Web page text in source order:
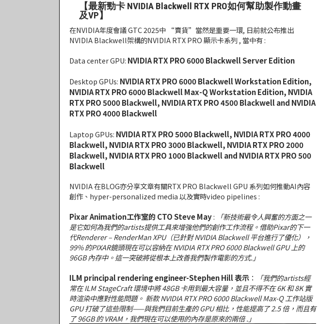
【最新勁卡 NVIDIA Blackwell RTX PRO如何幫助製作動畫
及VP】
在NVIDIA年度會議 GTC 2025中 “賣貨”當然是重要一環, 日前就公布推出
NVIDIA Blackwell架構的NVIDIA RTX PRO 顯示卡系列 , 當中有 :
Data center GPU: NVIDIA RTX PRO 6000 Blackwell Server Edition
Desktop GPUs: NVIDIA RTX PRO 6000 Blackwell Workstation Edition,
NVIDIA RTX PRO 6000 Blackwell Max-Q Workstation Edition, NVIDIA
RTX PRO 5000 Blackwell, NVIDIA RTX PRO 4500 Blackwell and NVIDIA
RTX PRO 4000 Blackwell
Laptop GPUs: NVIDIA RTX PRO 5000 Blackwell, NVIDIA RTX PRO 4000
Blackwell, NVIDIA RTX PRO 3000 Blackwell, NVIDIA RTX PRO 2000
Blackwell, NVIDIA RTX PRO 1000 Blackwell and NVIDIA RTX PRO 500
Blackwell
NVIDIA 在BLOG亦分享文章有關RTX PRO Blackwell GPU 系列如何推動AI內容
創作、hyper-personalized media 以及實時video pipelines :
Pixar Animation工作室的 CTO Steve May:
「新技術最令人興奮的方面之一
是它如何為我們的artists提供工具來增強他們的創作工作流程。借助Pixar的下一
代Renderer – RenderMan XPU（已針對 NVIDIA Blackwell 平台進行了優化），
99% 的PIXAR鏡頭現在可以容納在 NVIDIA RTX PRO 6000 Blackwell GPU 上的
96GB 內存中。這一突破將從根本上改善我們製作電影的方式.」
ILM principal rendering engineer-Stephen Hill 表示 ：
「我們的artists經
常在 ILM StageCraft 環境中將 48GB 卡用到最大容量，並且不得不在 6K 和 8K 實
時渲染中應對性能問題。 新款 NVIDIA RTX PRO 6000 Blackwell Max-Q 工作站版
GPU 打破了這些限制——與我們目前生產的 GPU 相比，性能提高了 2.5 倍，而且有
了 96GB 的 VRAM，我們現在可以使用的內存是原來的兩倍 .」